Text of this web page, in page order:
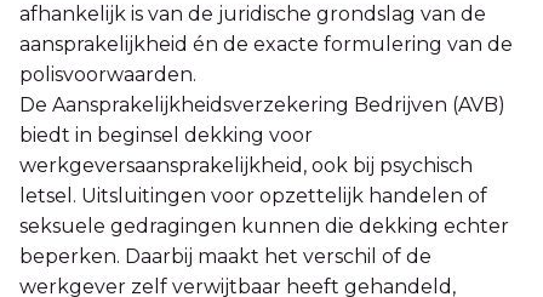
afhankelijk is van de juridische grondslag van de
aansprakelijkheid én de exacte formulering van de
polisvoorwaarden.
De Aansprakelijkheidsverzekering Bedrijven (AVB)
biedt in beginsel dekking voor
werkgeversaansprakelijkheid, ook bij psychisch
letsel. Uitsluitingen voor opzettelijk handelen of
seksuele gedragingen kunnen die dekking echter
beperken. Daarbij maakt het verschil of de
werkgever zelf verwijtbaar heeft gehandeld,